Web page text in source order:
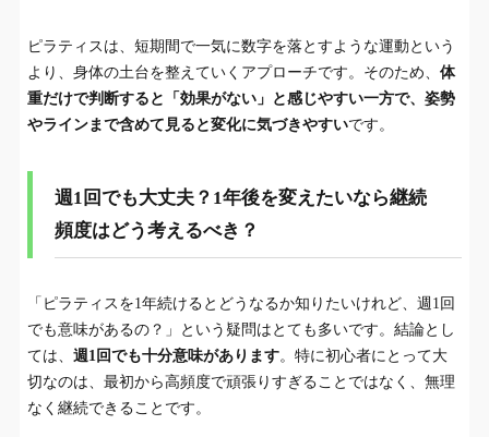
ピラティスは、短期間で一気に数字を落とすような運動という
より、身体の土台を整えていくアプローチです。そのため、体
重だけで判断すると「効果がない」と感じやすい一方で、姿勢
やラインまで含めて見ると変化に気づきやすいです。
週1回でも大丈夫？1年後を変えたいなら継続
頻度はどう考えるべき？
「ピラティスを1年続けるとどうなるか知りたいけれど、週1回
でも意味があるの？」という疑問はとても多いです。結論とし
ては、週1回でも十分意味があります。特に初心者にとって大
切なのは、最初から高頻度で頑張りすぎることではなく、無理
なく継続できることです。